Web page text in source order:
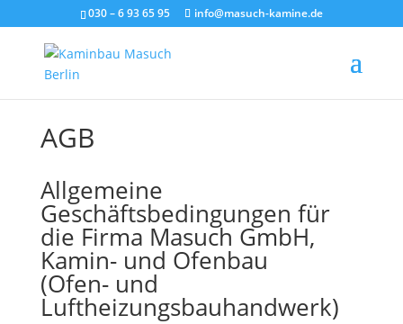
030 – 6 93 65 95 info@masuch-kamine.de
AGB
Allgemeine
Geschäftsbedingungen für
die Firma Masuch GmbH,
Kamin- und Ofenbau
(Ofen- und
Luftheizungsbauhandwerk)